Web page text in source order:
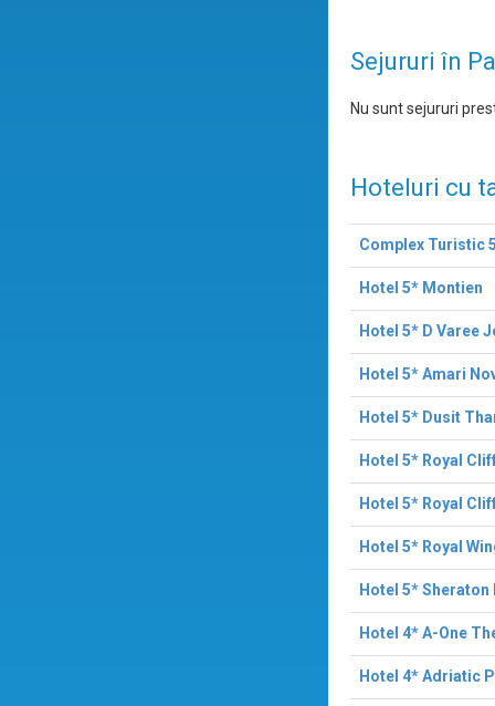
Sejururi în
Nu sunt sejururi
Hoteluri cu
Complex Turistic
Hotel 5* Montien
Hotel 5* D Varee
Hotel 5* Amari
Hotel 5* Dusit
Hotel 5* Royal
Hotel 5* Royal
Hotel 5* Royal
Hotel 5*
Hotel 4* A-One
Hotel 4* Adriatic